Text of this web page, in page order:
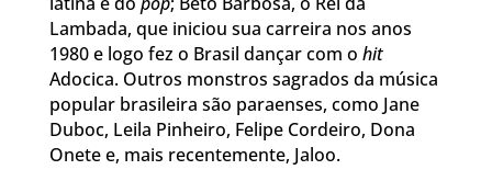
Lambada, que iniciou sua carreira nos anos
1980 e logo fez o Brasil dançar com o hit
Adocica. Outros monstros sagrados da música
popular brasileira são paraenses, como Jane
Duboc, Leila Pinheiro, Felipe Cordeiro, Dona
Onete e, mais recentemente, Jaloo.